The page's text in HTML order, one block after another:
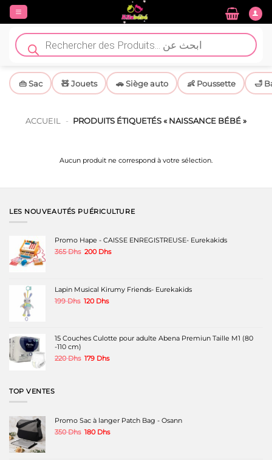
Passer
contenu
Recherche
de
produits
👜 Sac 🧸 Jouets 🚗 Siège auto 👶 Poussette 🛁
ACCUEIL - PRODUITS ÉTIQUETÉS « NAISSANCE BÉBÉ »
Aucun produit ne correspond à votre sélection.
LES NOUVEAUTÉS PUÉRICULTURE
Promo Hape - CAISSE ENREGISTREUSE- Eurekakids
365Dhs Le
365 Dhs.
200 DhsLe
200 Dhs.
Lapin Musical Kirumy Friends- Eurekakids
199Dhs Le
199 Dhs.
120 DhsLe
120 Dhs.
15 Couches Culotte pour adulte Abena Premiun Taille M1 (80
-110 cm)
220Dhs Le
179 DhsLe
TOP VENTES
Promo Sac à langer Patch Bag - Osann
350Dhs Le
180 DhsLe